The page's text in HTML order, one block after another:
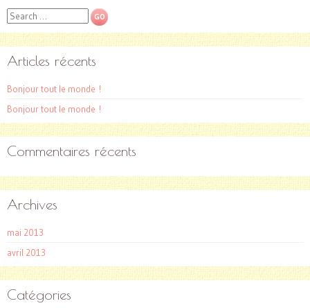
Search
Articles récents
Bonjour tout le monde !
Bonjour tout le monde !
Commentaires récents
Archives
mai 2013
avril 2013
Catégories